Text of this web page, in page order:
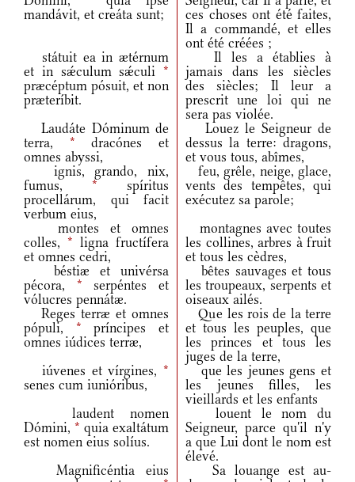
mandávit, et creáta sunt;
ces choses ont été faites,
Il a commandé, et elles
ont été créées ;
státuit ea in ætérnum
et in sǽculum sǽculi *
præcéptum pósuit, et non
præteríbit.
Il les a établies à
jamais dans les siècles
des siècles; Il leur a
prescrit une loi qui ne
sera pas violée.
Laudáte Dóminum de
terra, * dracónes et
omnes abyssi,
Louez le Seigneur de
dessus la terre: dragons,
et vous tous, abîmes,
ignis, grando, nix,
fumus, * spíritus
procellárum, qui facit
verbum eius,
feu, grêle, neige, glace,
vents des tempêtes, qui
exécutez sa parole;
montes et omnes
colles, * ligna fructífera
et omnes cedri,
montagnes avec toutes
les collines, arbres à fruit
et tous les cèdres,
béstiæ et univérsa
pécora, * serpéntes et
vólucres pennátæ.
bêtes sauvages et tous
les troupeaux, serpents et
oiseaux ailés.
Reges terræ et omnes
pópuli, * príncipes et
omnes iúdices terræ,
Que les rois de la terre
et tous les peuples, que
les princes et tous les
juges de la terre,
iúvenes et vírgines, *
senes cum iunióribus,
que les jeunes gens et
les jeunes filles, les
vieillards et les enfants
laudent nomen
Dómini, * quia exaltátum
est nomen eius solíus.
louent le nom du
Seigneur, parce qu'il n'y
a que Lui dont le nom est
élevé.
Magnificéntia eius
Sa louange est au-